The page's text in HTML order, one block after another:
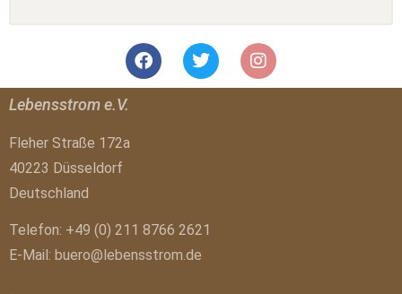
Lebensstrom e.V.
Fleher Straße 172a
40223 Düsseldorf
Deutschland
Telefon: +49 (0) 211 8766 2621
E-Mail: buero@lebensstrom.de